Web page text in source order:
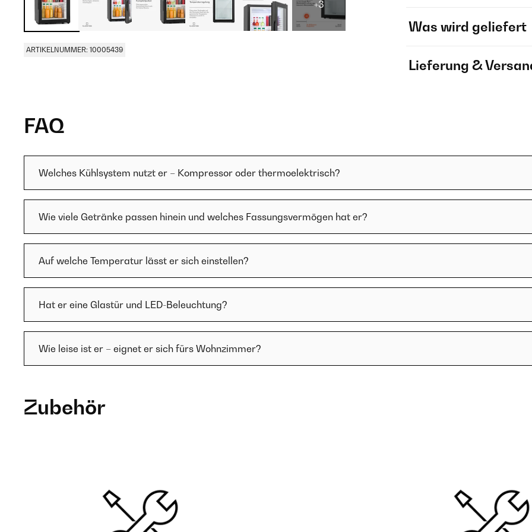
+3
ARTIKELNUMMER: 10005439
Was wird geliefert
Lieferung &
FAQ
Welches Kühlsystem nutzt er – Kompressor oder thermoelektrisch?
Wie viele Getränke passen hinein und welches Fassungsvermögen hat er?
Auf welche Temperatur lässt er sich einstellen?
Hat er eine Glastür und LED-Beleuchtung?
Wie leise ist er – eignet er sich fürs Wohnzimmer?
Zubehör